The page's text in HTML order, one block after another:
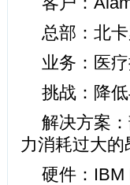
总部：北
业务：医
挑战：降
解决方案
力消耗过大
硬件：IBM